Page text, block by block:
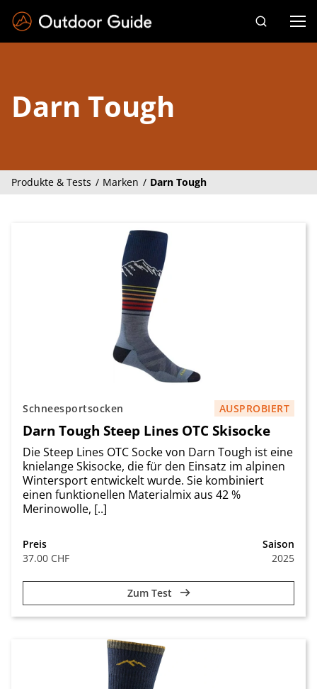
Darn Tough
Produkte & Tests Marken Darn Tough
Schneesportsocken AUSPROBIERT
Darn Tough Steep Lines OTC Skisocke
Die Steep Lines OTC Socke von Darn Tough ist eine
knielange Skisocke, die für den Einsatz im alpinen
Wintersport entwickelt wurde. Sie kombiniert
einen funktionellen Materialmix aus 42 %
Merinowolle, [..]
Preis
37.00 CHF
Saison
2025
Zum Test